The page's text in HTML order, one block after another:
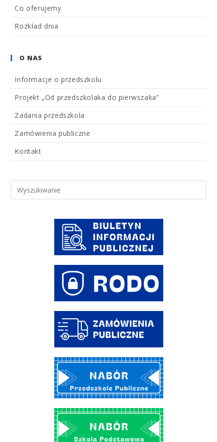
Co oferujemy
Rozkład dnia
O NAS
Informacje o przedszkolu
Projekt „Od przedszkolaka do pierwszaka”
Zadania przedszkola
Zamówienia publiczne
Kontakt